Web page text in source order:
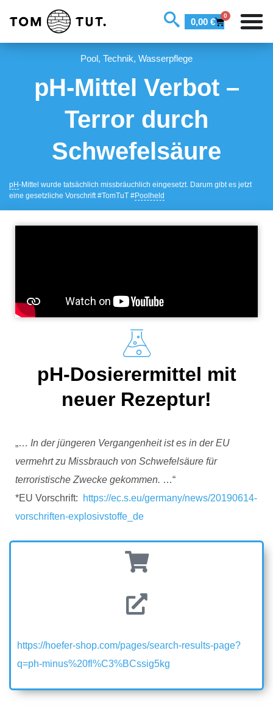
0,00 €
0
Pool, Technik, Wasserpflege
pH-Mittel Verbot –
Terror durch
Schwefelsäure
pH-Mittel wurde tatsächlich missbräuchlich eingesetzt. Darum gibt es jetzt
eine gesetzliche Vorschrift #TomTuT #Poolheld
pH-Dosierermittel mit
neuer Rezeptur!
„… In der jüngeren Vergangenheit ist es in der EU
vermehrt zu Missbrauch von Schwefelsäure für
terroristische Zwecke gekommen. …“
*EU Vorschrift:
https://ec.s.eu/germany/news/20190614-
vorschriften-explosivstoffe_de
https://hoefer-shop.com/pages/search-results-page?
q=ph-minus%20fl%C3%BCssig5kg